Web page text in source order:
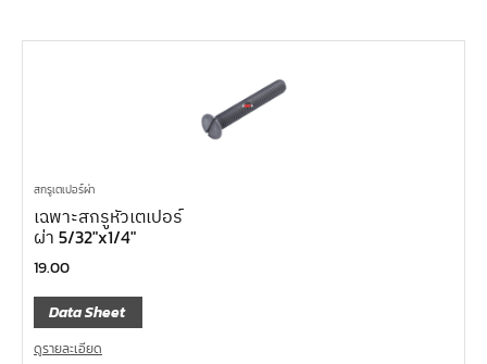
สกรูเตเปอร์ผ่า
เฉพาะสกรูหัวเตเปอร์
ผ่า 5/32″x1/4″
19.00
Data Sheet
ดูรายละเอียด